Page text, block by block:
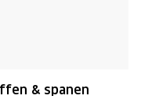
& spanen